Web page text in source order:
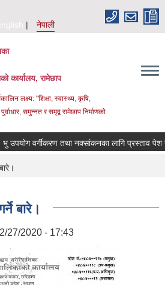
नेपाली
कार्यालय, रामेछाप
लक्ष्य: "शिक्षा, स्वास्थ्य, कृषि,
समुन्नत र समृद्व रामेछाप निर्माणको
वर्गीकरण तथा नक्सांकनका लागि प्रस्ताव पेश गर्ने
बारे।
27/2020 - 17:43